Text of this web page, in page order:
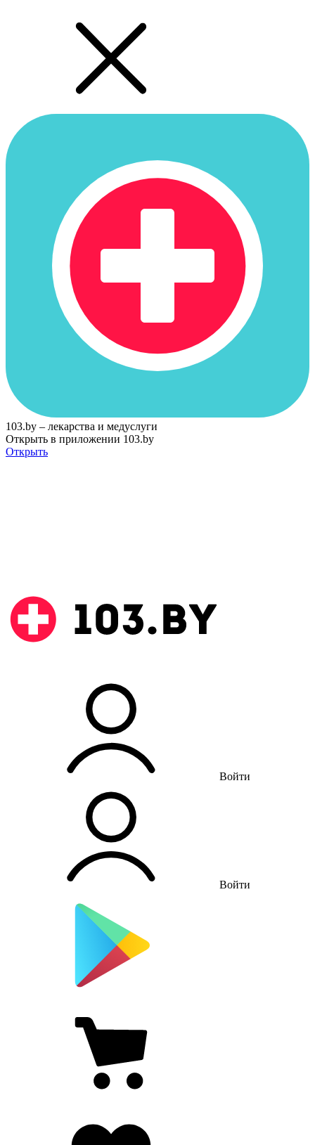
103.by – лекарства и медуслуги
Открыть в приложении 103.by
Открыть
Войти
Войти